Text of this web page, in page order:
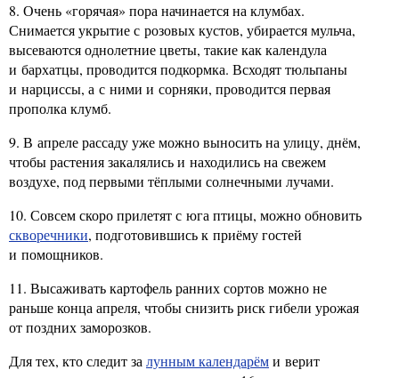
8. Очень «горячая» пора начинается на клумбах.
Снимается укрытие с розовых кустов, убирается мульча,
высеваются однолетние цветы, такие как календула
и бархатцы, проводится подкормка. Всходят тюльпаны
и нарциссы, а с ними и сорняки, проводится первая
прополка клумб.
9. В апреле рассаду уже можно выносить на улицу, днём,
чтобы растения закалялись и находились на свежем
воздухе, под первыми тёплыми солнечными лучами.
10. Совсем скоро прилетят с юга птицы, можно обновить
скворечники, подготовившись к приёму гостей
и помощников.
11. Высаживать картофель ранних сортов можно не
раньше конца апреля, чтобы снизить риск гибели урожая
от поздних заморозков.
Для тех, кто следит за лунным календарёми верит